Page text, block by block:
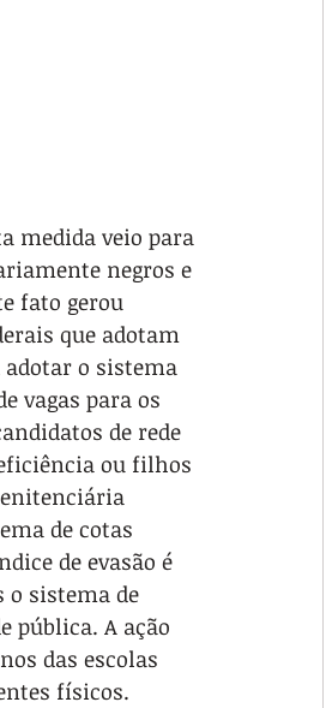
medida veio para
negros e
fato gerou
que adotam
o sistema
vagas para os
de rede
ou filhos
de cotas
de evasão é
o sistema de
pública. A ação
das escolas
físicos.